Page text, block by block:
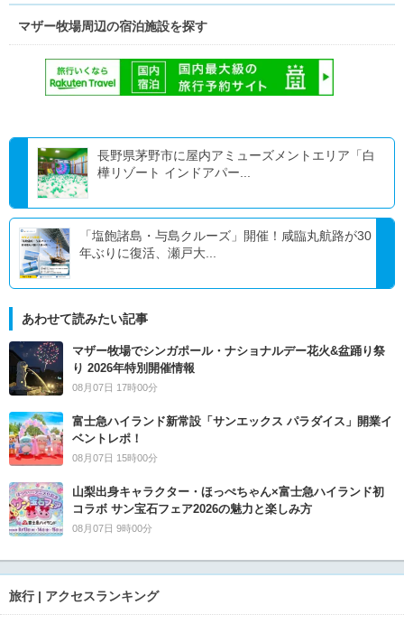
マザー牧場周辺の宿泊施設を探す
長野県茅野市に屋内アミューズメントエリア「白
樺リゾート インドアパー...
「塩飽諸島・与島クルーズ」開催！咸臨丸航路が30
年ぶりに復活、瀬戸大...
あわせて読みたい記事
マザー牧場でシンガポール・ナショナルデー花火&盆踊り祭
り 2026年特別開催情報
08月07日 17時00分
富士急ハイランド新常設「サンエックス パラダイス」開業イ
ベントレポ！
08月07日 15時00分
山梨出身キャラクター・ほっぺちゃん×富士急ハイランド初
コラボ サン宝石フェア2026の魅力と楽しみ方
08月07日 9時00分
旅行 | アクセスランキング